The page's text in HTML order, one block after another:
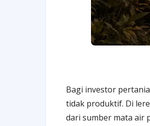
Bagi investor
tidak produktif. Di
dari sumber mata air